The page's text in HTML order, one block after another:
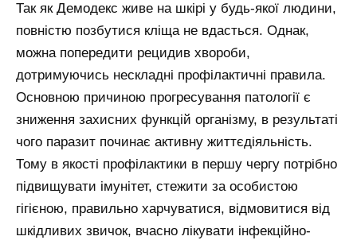
Так як Демодекс живе на шкірі у будь-якої людини,
повністю позбутися кліща не вдасться. Однак,
можна попередити рецидив хвороби,
дотримуючись нескладні профілактичні правила.
Основною причиною прогресування патології є
зниження захисних функцій організму, в результаті
чого паразит починає активну життєдіяльність.
Тому в якості профілактики в першу чергу потрібно
підвищувати імунітет, стежити за особистою
гігієною, правильно харчуватися, відмовитися від
шкідливих звичок, вчасно лікувати інфекційно-